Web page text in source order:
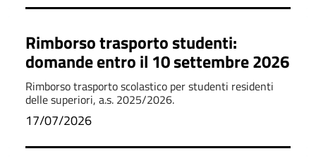
Rimborso trasporto studenti:
domande entro il 10 settembre 2026
Rimborso trasporto scolastico per studenti residenti
delle superiori, a.s. 2025/2026.
17/07/2026